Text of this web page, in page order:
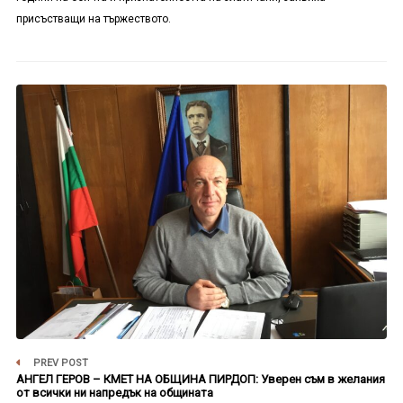
присъстващи на тържеството.
PREV POST
АНГЕЛ ГЕРОВ – КМЕТ НА ОБЩИНА ПИРДОП: Уверен съм в желания
от всички ни напредък на общината